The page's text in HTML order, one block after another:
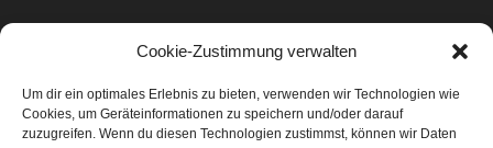
Cookie-Zustimmung verwalten
Um dir ein optimales Erlebnis zu bieten, verwenden wir Technologien wie
Cookies, um Geräteinformationen zu speichern und/oder darauf
zuzugreifen. Wenn du diesen Technologien zustimmst, können wir Daten
SUCHE…